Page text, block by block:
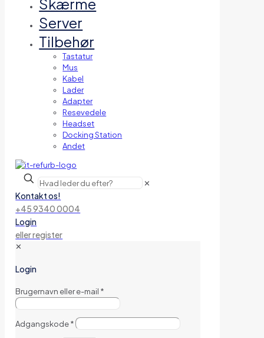
Skærme
Server
Tilbehør
Tastatur
Mus
Kabel
Lader
Adapter
Resevedele
Headset
Docking Station
Andet
✕
Kontakt os!
+45 9340 0004
Login
eller register
✕
Login
Brugernavn eller e-mail *
Adgangskode*